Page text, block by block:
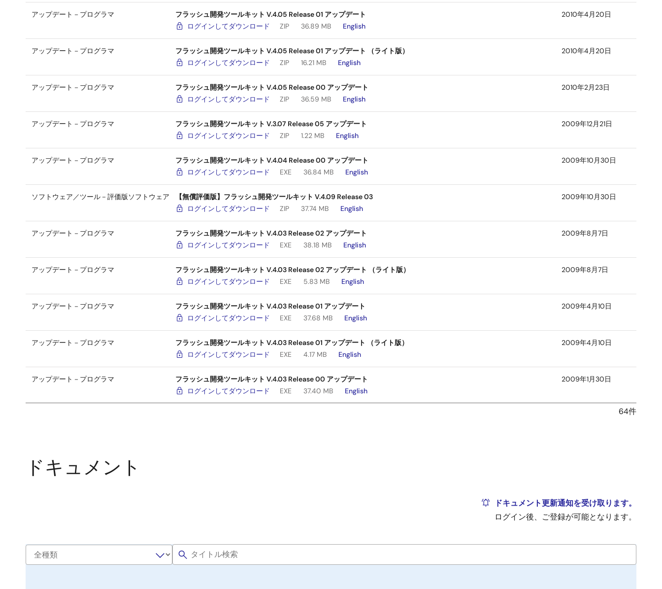
アップデート－プログラマ
フラッシュ開発ツールキット V.4.05 Release 01 アップデート
ログインしてダウンロード
ZIP 36.89 MB English
2010年4月20日
アップデート－プログラマ
フラッシュ開発ツールキット V.4.05 Release 01 アップデート （ライト版）
ログインしてダウンロード
ZIP 16.21 MB English
2010年4月20日
アップデート－プログラマ
フラッシュ開発ツールキット V.4.05 Release 00 アップデート
ログインしてダウンロード
ZIP 36.59 MB English
2010年2月23日
アップデート－プログラマ
フラッシュ開発ツールキット V.3.07 Release 05 アップデート
ログインしてダウンロード
ZIP 1.22 MB English
2009年12月21日
アップデート－プログラマ
フラッシュ開発ツールキット V.4.04 Release 00 アップデート
ログインしてダウンロード
EXE 36.84 MB English
2009年10月30日
ソフトウェア／ツール－評価版ソフトウェア
【無償評価版】フラッシュ開発ツールキット V.4.09 Release 03
ログインしてダウンロード
ZIP 37.74 MB English
2009年10月30日
アップデート－プログラマ
フラッシュ開発ツールキット V.4.03 Release 02 アップデート
ログインしてダウンロード
EXE 38.18 MB English
2009年8月7日
アップデート－プログラマ
フラッシュ開発ツールキット V.4.03 Release 02 アップデート （ライト版）
ログインしてダウンロード
EXE 5.83 MB English
2009年8月7日
アップデート－プログラマ
フラッシュ開発ツールキット V.4.03 Release 01 アップデート
ログインしてダウンロード
EXE 37.68 MB English
2009年4月10日
アップデート－プログラマ
フラッシュ開発ツールキット V.4.03 Release 01 アップデート （ライト版）
ログインしてダウンロード
EXE 4.17 MB English
2009年4月10日
アップデート－プログラマ
フラッシュ開発ツールキット V.4.03 Release 00 アップデート
ログインしてダウンロード
EXE 37.40 MB English
2009年1月30日
アップデート－プログラマ
フラッシュ開発ツールキット V.4.01 Release 01 アップデート （ライト版）
64件
ドキュメント
ドキュメント更新通知を受け取ります。
ログイン後、ご登録が可能となります。